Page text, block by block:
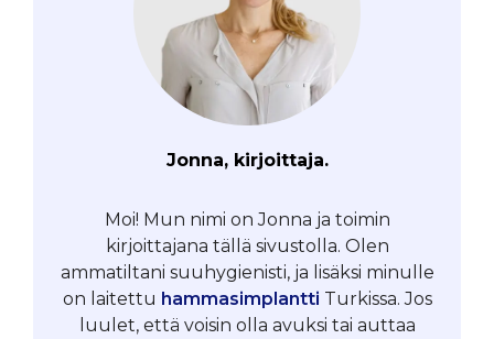
Jonna, kirjoittaja.
Moi! Mun nimi on Jonna ja toimin
kirjoittajana tällä sivustolla. Olen
ammatiltani suuhygienisti, ja lisäksi minulle
on laitettu hammasimplantti Turkissa. Jos
luulet, että voisin olla avuksi tai auttaa